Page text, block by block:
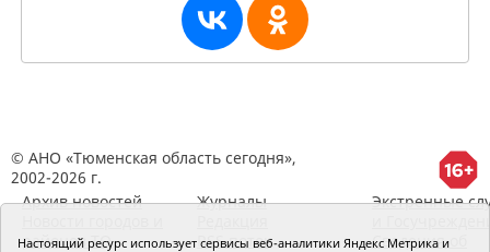
© АНО «Тюменская область сегодня»,
2002-2026 г.
Архив новостей
районов ТО
Журналы
RSS поток
Экстренные
Сведения об
Настоящий ресурс использует сервисы веб-аналитики Яндекс Метрика и